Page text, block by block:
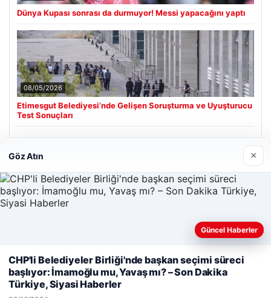
Dünya Kupası sonrası da durmuyor! Messi yapacağını yaptı
08/05/2026
Etimesgut Belediyesi’nde Gelişen Soruşturma ve Uyuşturucu
Test Sonuçları
Son Eklenen Firmalar
deneyiminizi kişiselleştirmek ve geliştirmek amacıyla çerezler
kullanıyoruz.Çerez Politikamız
Reddet
Göz Atın ×
Güncel Haberler
CHP'li Belediyeler Birliği'nde başkan seçimi süreci
başlıyor: İmamoğlu mu, Yavaş mı? – Son Dakika
Türkiye, Siyasi Haberler